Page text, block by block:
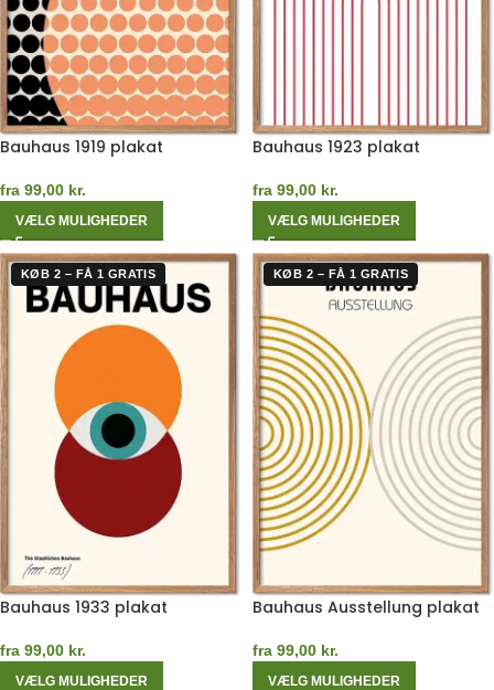
Bauhaus 1919 plakat
fra 99,00 kr.
VÆLG MULIGHEDER
Bauhaus 1923 plakat
fra 99,00 kr.
VÆLG MULIGHEDER
KØB 2 – FÅ 1 GRATIS
Bauhaus 1933 plakat
fra 99,00 kr.
VÆLG MULIGHEDER
KØB 2 – FÅ 1 GRATIS
Bauhaus Ausstellung plakat
fra 99,00 kr.
VÆLG MULIGHEDER